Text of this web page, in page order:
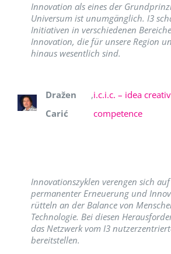
Innovation als eines der
Universum ist unumgänglich. I3
Initiativen in verschiedenen
Innovation, die für unsere Region
hinaus wesentlich sind.
Dražen
Carić
,i.c.i.c. – idea
competence
Innovationszyklen verengen sich
permanenter Erneuerung und
rütteln an der Balance von
Technologie. Bei diesen
das Netzwerk vom I3
bereitstellen.